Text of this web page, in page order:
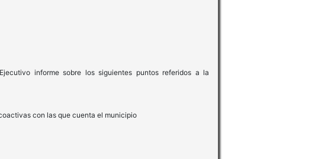
informe sobre los siguientes puntos referidos a la
con las que cuenta el municipio